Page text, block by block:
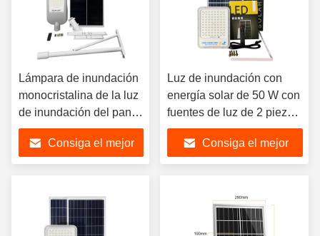
Lámpara de inundación
monocristalina de la luz
de inundación del panel
solar 700LM 3kg
Consiga el mejor
Luz de inundación con
energía solar de 50 W con
fuentes de luz de 2 piezas
de 25 W
Consiga el mejor